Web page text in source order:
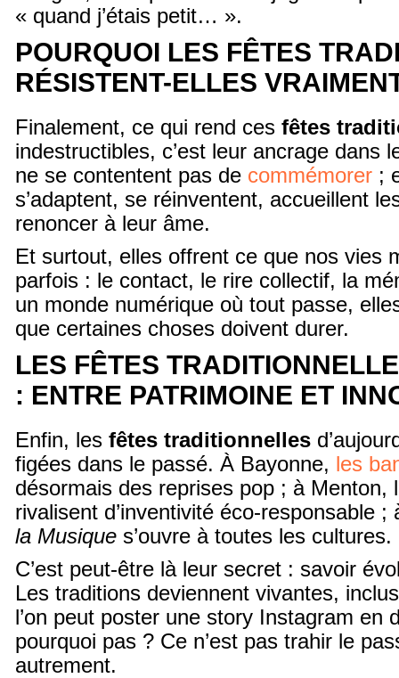
« quand j’étais petit… ».
POURQUOI LES FÊTES
RÉSISTENT-ELLES
Finalement, ce qui rend ces fêtes
indestructibles, c’est leur ancrage dans
ne se contentent pas de commémorer ;
s’adaptent, se réinventent, accueillent
renoncer à leur âme.
Et surtout, elles offrent ce que nos vies
parfois : le contact, le rire collectif, la
un monde numérique où tout passe,
que certaines choses doivent durer.
LES FÊTES
: ENTRE PATRIMOINE ET
Enfin, les fêtes traditionnelles
figées dans le passé. À Bayonne, les
désormais des reprises pop ; à Menton,
rivalisent d’inventivité éco-responsable
la Musique s’ouvre à toutes les cultures.
C’est peut-être là leur secret : savoir
Les traditions deviennent vivantes,
l’on peut poster une story Instagram en
pourquoi pas ? Ce n’est pas trahir le
autrement.